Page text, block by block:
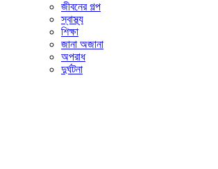
জীবনের গল্প
স্বাস্থ্য
শিক্ষা
জানা অজানা
অপরাধ
দুর্ঘটনা